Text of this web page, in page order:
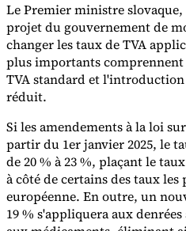
Le Premier ministre
projet du gouvernement de
changer les taux de TVA
plus importants
TVA standard et
réduit.
Si les amendements à la loi
partir du 1er janvier 2025, le
de 20 % à 23 %, plaçant le
à côté de certains des taux
européenne. En outre, un
19 % s'appliquera aux